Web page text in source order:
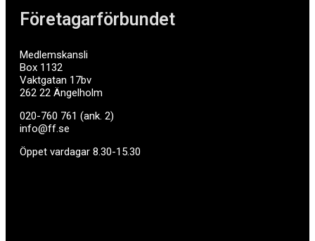
Företagarförbundet
Medlemskansli
Box 1132
Vaktgatan 17bv
262 22 Ängelholm
020-760 761 (ank. 2)
info@ff.se
Öppet vardagar 8.30-15.30